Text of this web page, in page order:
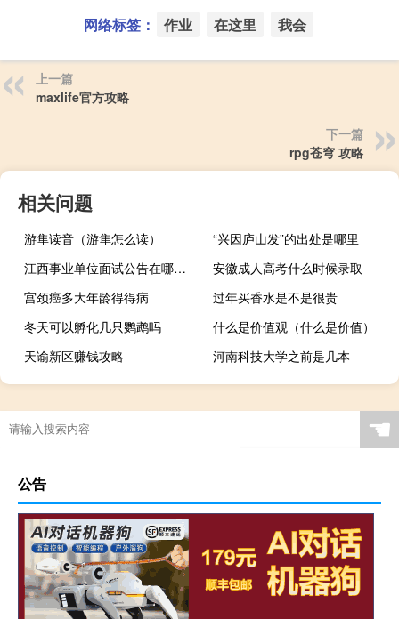
网络标签： 作业 在这里 我会
上一篇
maxlife官方攻略
下一篇
rpg苍穹 攻略
相关问题
游隼读音（游隼怎么读）
“兴因庐山发”的出处是哪里
江西事业单位面试公告在哪里看
安徽成人高考什么时候录取
宫颈癌多大年龄得得病
过年买香水是不是很贵
冬天可以孵化几只鹦鹉吗
什么是价值观（什么是价值）
天谕新区赚钱攻略
河南科技大学之前是几本
☚
公告